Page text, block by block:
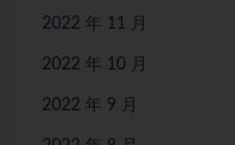
2022 年 11 月
2022 年 10 月
2022 年 9 月